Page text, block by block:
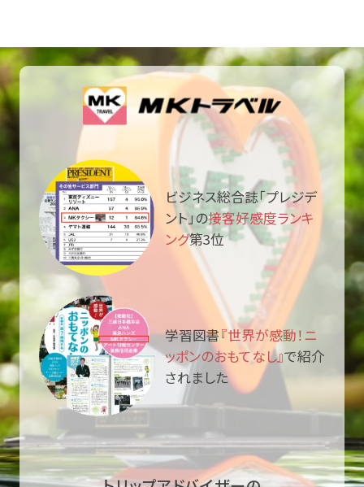
ビジネス総合誌「プレジデ
ント」の接客好感度ランキ
ング第3位
学習図書『世界が感動！ニ
ッポンのおもてなし』で紹介
されました